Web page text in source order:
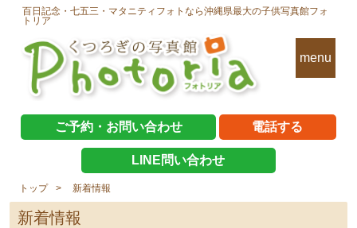
百日記念・七五三・マタニティフォトなら沖縄県最大の子供写真館フォ
トリア
menu
ご予約・お問い合わせ 電話する
LINE問い合わせ
トップ 新着情報
新着情報